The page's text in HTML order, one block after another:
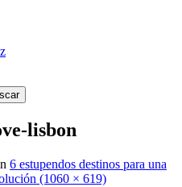
lisbon
6 estupendos destinos para una
(1060 × 619)